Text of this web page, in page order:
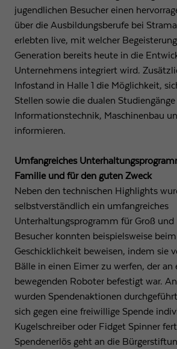
jugendlichen Besucher einen
über die Ausbildungsberufe bei
erlebten live, mit welcher
Generation bereits heute in die
Unternehmens integriert wird.
Infostand in Halle 1 die Möglichkeit,
Stellen sowie die dualen
Informationstechnik, Maschinenbau
informieren.
Umfangreiches
Familie und für den guten Zweck
Neben den technischen Highlights
selbstverständlich ein umfangreiches
Unterhaltungsprogramm für Groß und
Besucher konnten beispielsweise
Geschicklichkeit beweisen, indem sie
Bälle in einen Eimer zu werfen, der an
bewegenden Roboter befestigt war.
wurden Spendenaktionen
sich gegen eine freiwillige Spende
Kugelschreiber oder Fidget Spinner
Spendenerlös geht an die